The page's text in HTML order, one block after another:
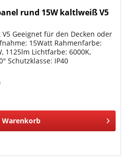
rund 15W kaltlweiß V5
V5 Geeignet für den Decken oder
15Watt Rahmenfarbe:
1125lm Lichtfarbe: 6000K,
Schutzklasse: IP40
Warenkorb